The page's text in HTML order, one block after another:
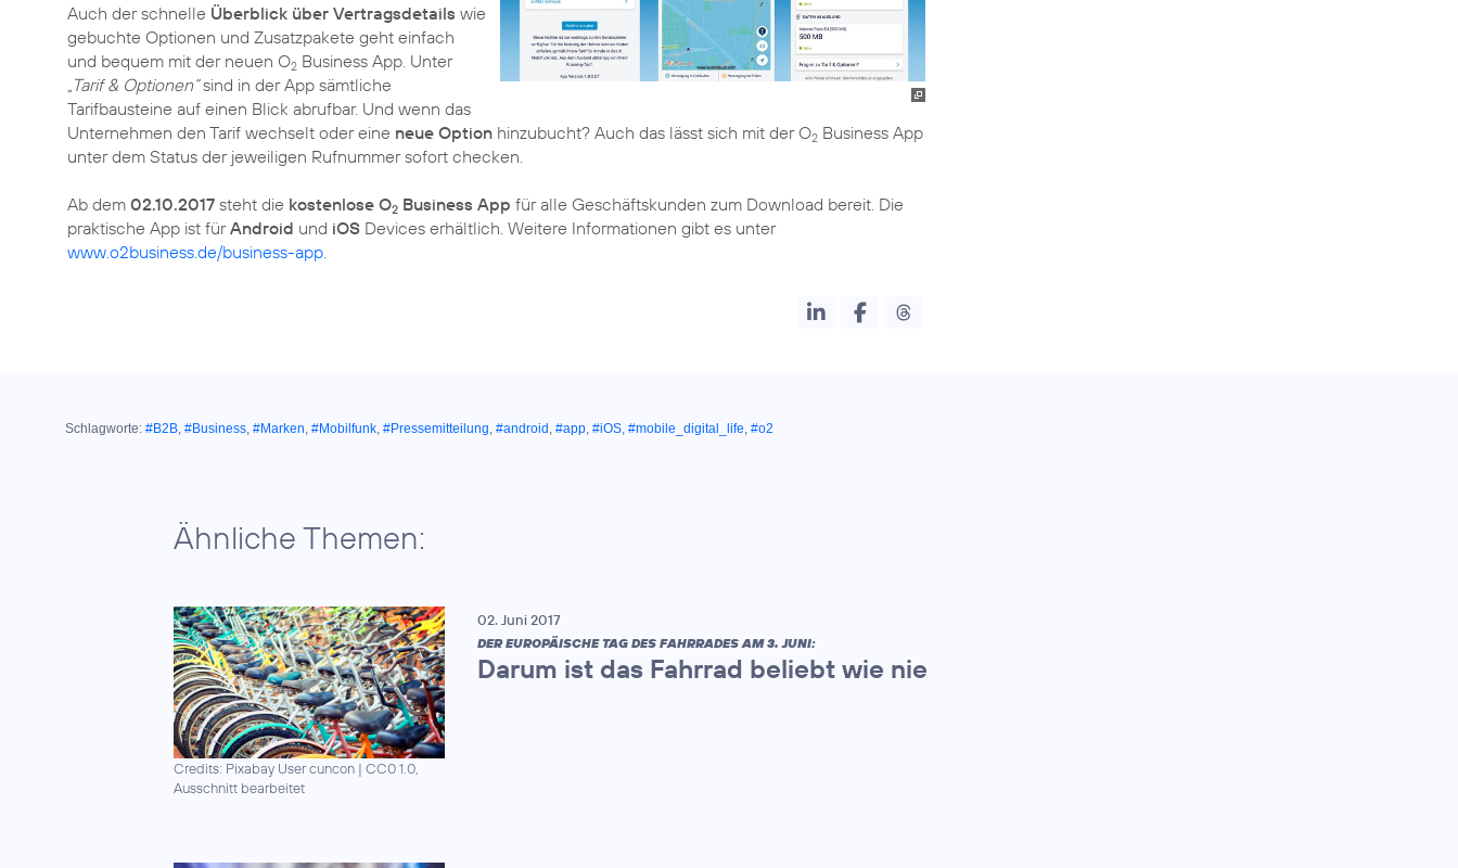
Auch der schnelle Überblick über Vertragsdetails wie
gebuchte Optionen und Zusatzpakete geht einfach
und bequem mit der neuen O2 Business App. Unter
„Tarif & Optionen“sind in der App sämtliche
Tarifbausteine auf einen Blick abrufbar. Und wenn das
Unternehmen den Tarif wechselt oder eine neue Option hinzubucht? Auch das lässt sich mit der O2 Business App
unter dem Status der jeweiligen Rufnummer sofort checken.
Ab dem 02.10.2017 steht die kostenlose O2 Business App für alle Geschäftskunden zum Download bereit. Die
praktische App ist fürAndroid und iOS Devices erhältlich. Weitere Informationen gibt es unter
www.o2business.de/business-app
Schlagworte: #B2B, #Business, #Marken, #Mobilfunk, #Pressemitteilung, #android, #app, #iOS, #mobile_digital_life, #o2
Ähnliche Themen:
Credits: Pixabay User cuncon | CC0 1.0,
Ausschnitt bearbeitet
02. Juni 2017
DER EUROPÄISCHE TAG DES FAHRRADES AM 3. JUNI:
Darum ist das Fahrrad beliebt wie nie